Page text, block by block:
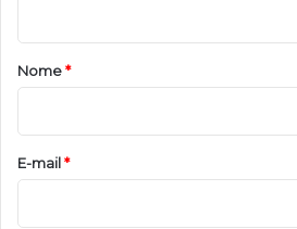
r
o
*
Nome*
E-mail*